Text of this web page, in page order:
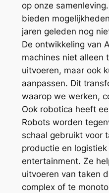
op onze
bieden
jaren geleden nog
De ontwikkeling van
machines niet alleen
uitvoeren, maar ook
aanpassen. Dit
waarop we werken,
Ook robotica heeft
Robots worden
schaal gebruikt voor
productie en
entertainment. Ze
uitvoeren van taken
complex of te